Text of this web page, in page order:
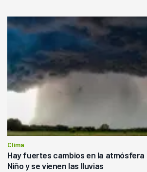
Clima
Hay fuertes cambios en la atmósfera
Niño y se vienen las lluvias